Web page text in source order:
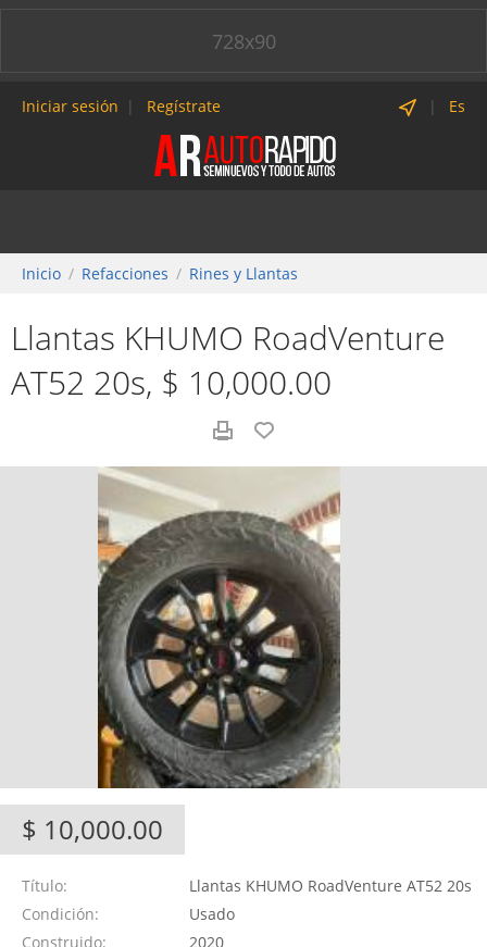
728x90
Iniciar sesión Regístrate Es
Inicio Refacciones Rines y Llantas
Llantas KHUMO RoadVenture
AT52 20s, $ 10,000.00
$ 10,000.00
Título
Llantas KHUMO RoadVenture AT52 20s
Condición
Usado
Construido
2020